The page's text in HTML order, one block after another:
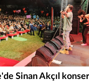
Sinan Akçıl